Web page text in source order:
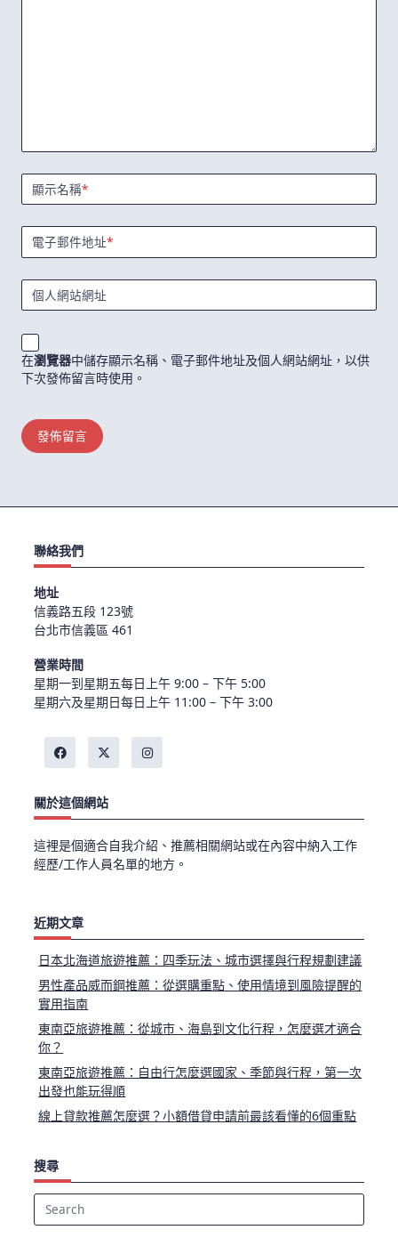
顯示名稱*
電子郵件地址*
個人網站網址
在瀏覽器中儲存顯示名稱、電子郵件地址及個人網站網址，以供
下次發佈留言時使用。
聯絡我們
地址
信義路五段 123號
台北市信義區 461
營業時間
星期一到星期五每日上午 9:00 – 下午 5:00
星期六及星期日每日上午 11:00 – 下午 3:00
關於這個網站
這裡是個適合自我介紹、推薦相關網站或在內容中納入工作
經歷/工作人員名單的地方。
近期文章
日本北海道旅遊推薦：四季玩法、城市選擇與行程規劃建議
男性產品威而鋼推薦：從選購重點、使用情境到風險提醒的
實用指南
東南亞旅遊推薦：從城市、海島到文化行程，怎麼選才適合
你？
東南亞旅遊推薦：自由行怎麼選國家、季節與行程，第一次
出發也能玩得順
線上貸款推薦怎麼選？小額借貸申請前最該看懂的6個重點
搜尋
Search